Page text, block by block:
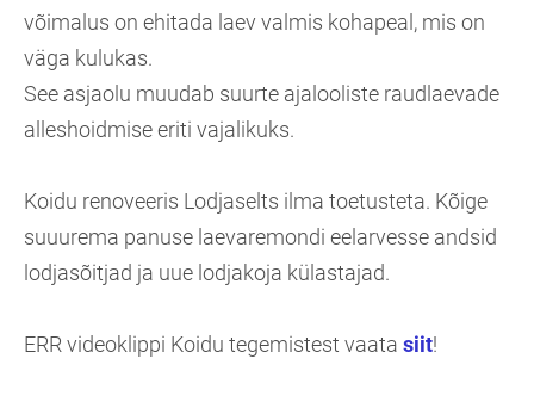
võimalus on ehitada laev valmis kohapeal, mis on
väga kulukas.
See asjaolu muudab suurte ajalooliste raudlaevade
alleshoidmise eriti vajalikuks.
Koidu renoveeris Lodjaselts ilma toetusteta. Kõige
suuurema panuse laevaremondi eelarvesse andsid
lodjasõitjad ja uue lodjakoja külastajad.
ERR videoklippi Koidu tegemistest vaata siit!